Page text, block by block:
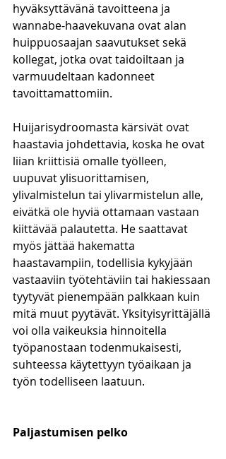
hyväksyttävänä tavoitteena ja
wannabe-haavekuvana ovat alan
huippuosaajan saavutukset sekä
kollegat, jotka ovat taidoiltaan ja
varmuudeltaan kadonneet
tavoittamattomiin.
Huijarisydroomasta kärsivät ovat
haastavia johdettavia, koska he ovat
liian kriittisiä omalle työlleen,
uupuvat ylisuorittamisen,
ylivalmistelun tai ylivarmistelun alle,
eivätkä ole hyviä ottamaan vastaan
kiittävää palautetta. He saattavat
myös jättää hakematta
haastavampiin, todellisia kykyjään
vastaaviin työtehtäviin tai hakiessaan
tyytyvät pienempään palkkaan kuin
mitä muut pyytävät. Yksityisyrittäjällä
voi olla vaikeuksia hinnoitella
työpanostaan todenmukaisesti,
suhteessa käytettyyn työaikaan ja
työn todelliseen laatuun.
Paljastumisen pelko